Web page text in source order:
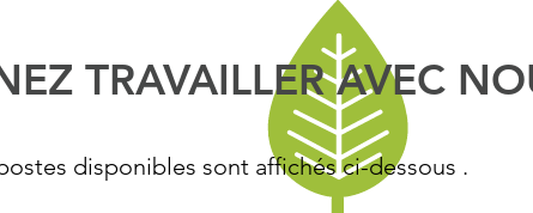
TRAVAILLER AVEC
disponibles sont affichés ci-dessous .